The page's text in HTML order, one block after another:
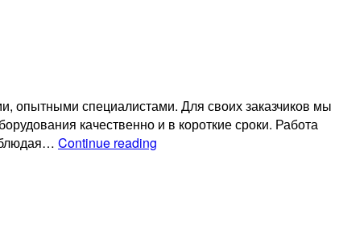
опытными специалистами. Для своих заказчиков мы
качественно и в короткие сроки. Работа
Continue reading